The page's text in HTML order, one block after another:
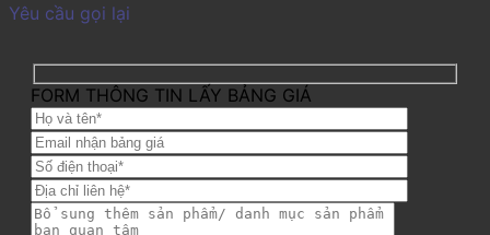
Yêu cầu gọi lại
FORM THÔNG TIN LẤY BẢNG GIÁ